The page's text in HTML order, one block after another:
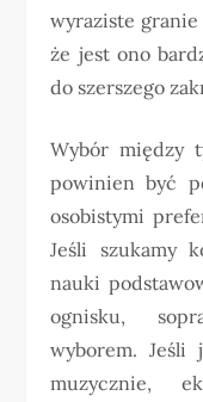
wyraziste
że jest ono
do szerszego
Wybór między
powinien być
osobistymi
Jeśli szukamy
nauki
ognisku,
wyborem. Jeśli
muzycznie,